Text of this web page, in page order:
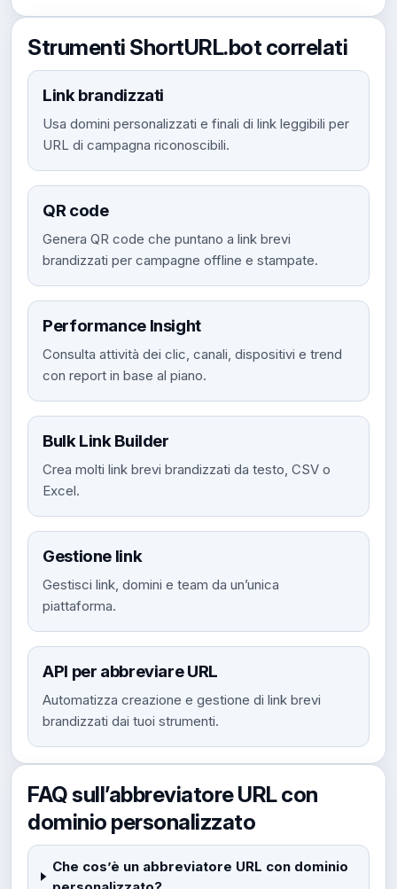
Strumenti ShortURL.bot correlati
Link brandizzati
Usa domini personalizzati e finali di link leggibili per
URL di campagna riconoscibili.
QR code
Genera QR code che puntano a link brevi
brandizzati per campagne offline e stampate.
Performance Insight
Consulta attività dei clic, canali, dispositivi e trend
con report in base al piano.
Bulk Link Builder
Crea molti link brevi brandizzati da testo, CSV o
Excel.
Gestione link
Gestisci link, domini e team da un’unica
piattaforma.
API per abbreviare URL
Automatizza creazione e gestione di link brevi
brandizzati dai tuoi strumenti.
FAQ sull’abbreviatore URL con
dominio personalizzato
Che cos’è un abbreviatore URL con dominio